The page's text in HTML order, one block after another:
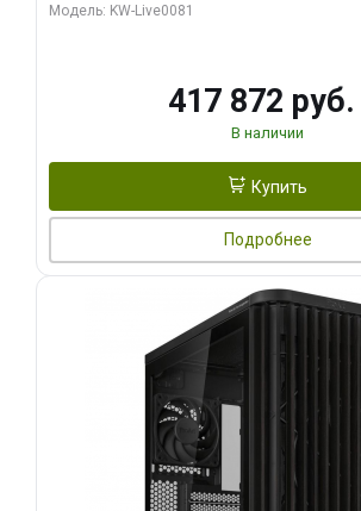
16GB GDDR7 256bit/ 1 ТБ SSD)
Модель: KW-Live0081
417 872 руб.
В наличии
Купить
Подробнее